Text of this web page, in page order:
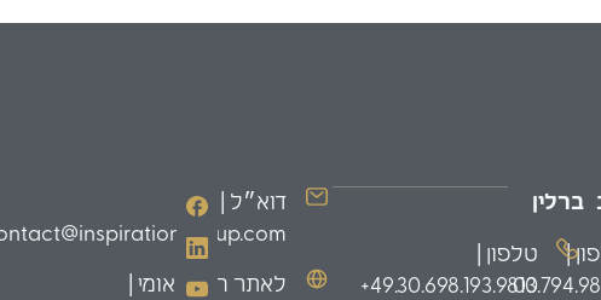
|
ברלין
טלפון |
49.30.698.193.9810+
דוא״ל |
לאתר הבינלאומי |